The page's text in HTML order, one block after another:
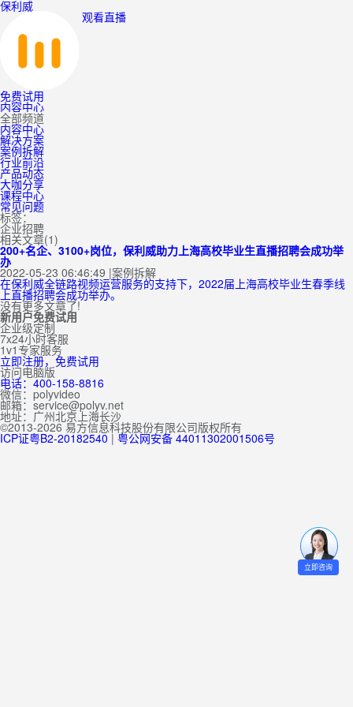
保利威
观看直播
免费试用
内容中心
全部频道
内容中心
解决方案
案例拆解
行业前沿
产品动态
大咖分享
课程中心
常见问题
标签：
企业招聘
相关文章(1)
200+名企、3100+岗位，保利威助力上海高校毕业生直播招聘会成功举
办
2022-05-23 06:46:49 |案例拆解
在保利威全链路视频运营服务的支持下，2022届上海高校毕业生春季线
上直播招聘会成功举办。
没有更多文章了!
新用户免费试用
企业级定制
7x24小时客服
1v1专家服务
立即注册，免费试用
访问电脑版
电话：400-158-8816
微信：polyvideo
邮箱：service@polyv.net
地址： 广州北京 上海长沙
©2013-2026 易方信息科技股份有限公司版权所有
ICP证粤B2-20182540 | 粤公网安备 44011302001506号
立即咨询